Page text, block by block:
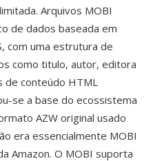
Arquivos MOBI
de dados baseada em
com uma estrutura de
como titulo, autor, editora
de conteúdo HTML
se a base do ecossistema
AZW original usado
era essencialmente MOBI
Amazon. O MOBI suporta